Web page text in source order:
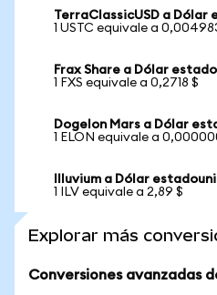
TerraClassicUSD a Dólar
1 USTC equivale a
Frax Share a Dólar
1 FXS equivale a 0,2718 $
Dogelon Mars a Dólar
1 ELON equivale a
Illuvium a Dólar
1 ILV equivale a 2,89 $
Explorar más
Conversiones avanzadas